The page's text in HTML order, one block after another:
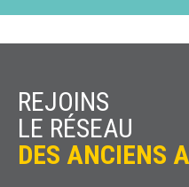
REJOINS
LE RÉSEAU
DES ANCIENS